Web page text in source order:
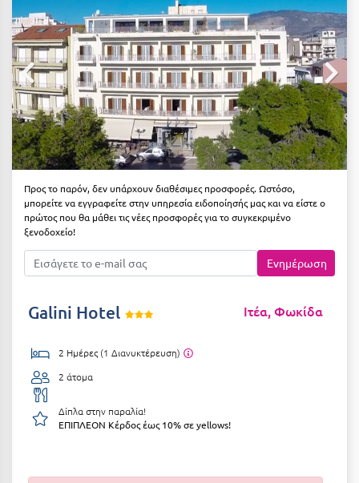
Αιδηψός
Αλεξανδρούπολη
Αλισσός Αχαΐας
Αλόννησος
Αμαλιάδα
Αμάρυνθος
Αμοργός
Αμφίκλεια
Ανάβυσσος
Αντίπαρος
Αράχωβα
Αργολίδα
Αριδαία
ΤΎΠΟΣ ΔΙΑΤΡΟΦΉΣ
Διαμονή Μόνο
Πρωινό
Ημιδιατροφή
Ημιδιατροφή + Ποτά
Πλήρης Διατροφή
All Inclusive
Ένα Γεύμα
Δύο Γεύματα + Ποτά
Ξενοδοχεία 1 Αστέρι
Ξενοδοχεία 2 Αστέρων
Ξενοδοχεία 3 Αστέρων
Ξενοδοχεία 4 Αστέρων
Βίλες
Προς το παρόν, δεν υπάρχουν διαθέσιμες προσφορές. Ωστόσο,
μπορείτε να εγγραφείτε στην υπηρεσία ειδοποίησής μας και να είστε ο
πρώτος που θα μάθει τις νέες προσφορές για το συγκεκριμένο
ξενοδοχείο!
Ενημέρωση
Galini Hotel Ιτέα, Φωκίδα
2 Ημέρες (1 Διανυκτέρευση)
2 άτομα
Δίπλα στην παραλία!
ΕΠΙΠΛΕΟΝ Κέρδος έως 10% σε yellows!